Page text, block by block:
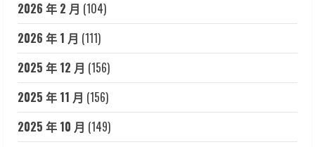
2026 年 2 月 (104)
2026 年 1 月 (111)
2025 年 12 月 (156)
2025 年 11 月 (156)
2025 年 10 月 (149)